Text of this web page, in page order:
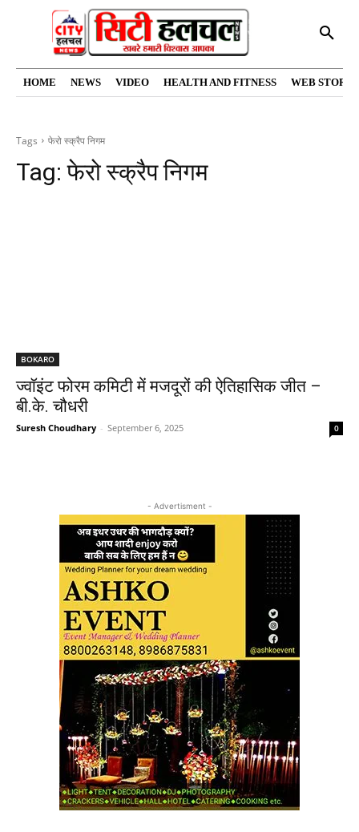
HOME NEWS VIDEO HEALTH AND FITNESS WEB
Tags फेरो स्क्रैप निगम
Tag:फेरो स्क्रैप निगम
BOKARO
ज्वॉइंट फोरम कमिटी में मजदूरों की ऐतिहासिक जीत –
बी.के. चौधरी
Suresh Choudhary - September 6, 2025 0
- Advertisment -